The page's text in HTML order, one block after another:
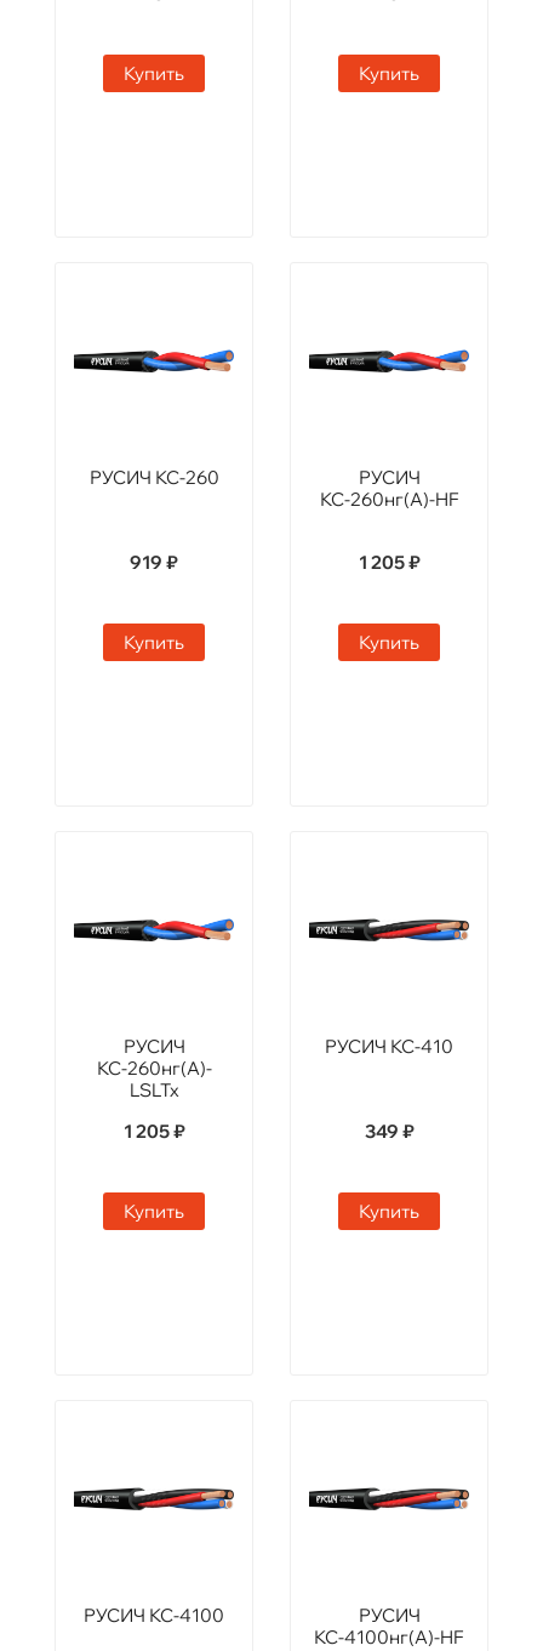
Купить Купить
РУСИЧ КС-260
919 ₽
Купить
РУСИЧ
КС-260нг(А)-HF
1 205 ₽
Купить
РУСИЧ
КС-260нг(А)-
LSLTx
1 205 ₽
Купить
РУСИЧ КС-410
349 ₽
Купить
РУСИЧ КС-4100
РУСИЧ
КС-4100нг(А)-HF